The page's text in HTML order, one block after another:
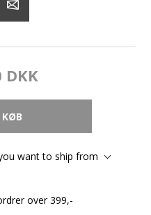
DKK
want to ship from
over 399,-